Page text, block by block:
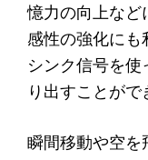
憶力の向上など
感性の強化にも
シンク信号を
り出すことがで
瞬間移動や空を